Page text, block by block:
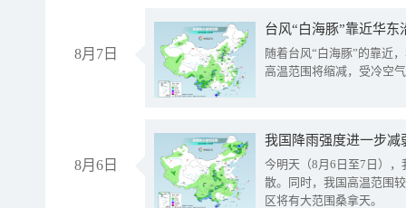
8月7日
台风“白海豚”靠近华
随着台风“白海豚”的靠近
高温范围将缩减，受冷空
8月6日
今明天（8月6日至7日）
散。同时，我国高温范围
区将有大范围桑拿天。